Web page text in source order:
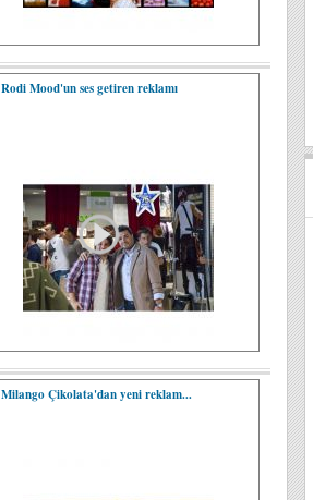
Rodi Mood'un ses getiren reklamı
Milango Çikolata'dan yeni reklam...